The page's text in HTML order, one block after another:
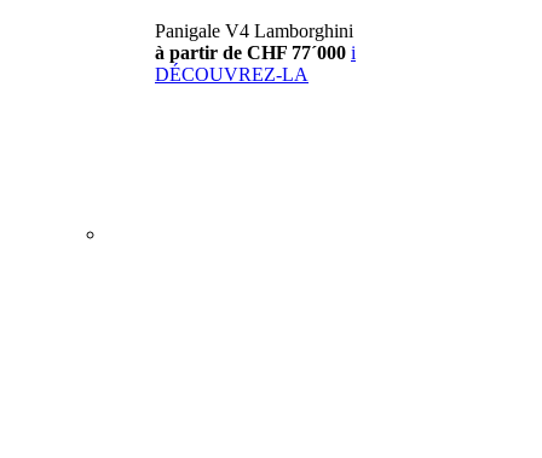
Panigale V4 Lamborghini
à partir de CHF 77´000 i
DÉCOUVREZ-LA